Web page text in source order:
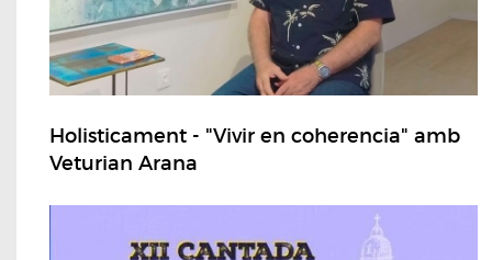
Holisticament - "Vivir en coherencia" amb
Veturian Arana